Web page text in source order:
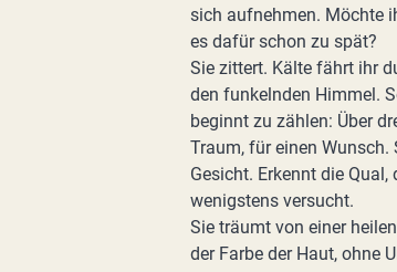
sich aufnehmen. Möchte
es dafür schon zu spät?
Sie zittert. Kälte fährt ihr
den funkelnden Himmel.
beginnt zu zählen: Über
Traum, für einen
Gesicht. Erkennt die
wenigstens versucht.
Sie träumt von einer
der Farbe der Haut, ohne